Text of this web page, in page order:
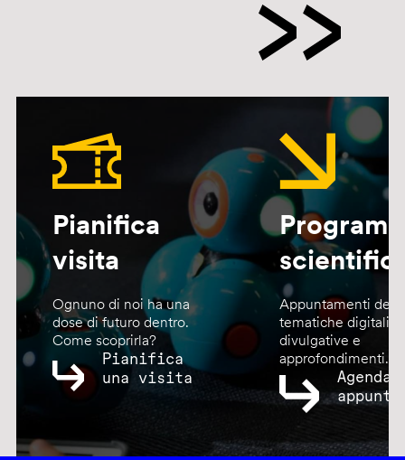
Pianifica
visita
Ognuno di noi ha una
dose di futuro dentro.
Come scoprirla?
Pianifica
una visita
Appuntamenti
tematiche digitali,
divulgative e
approfondimenti.
Agenda